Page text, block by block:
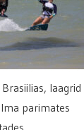
laagrid
parimates